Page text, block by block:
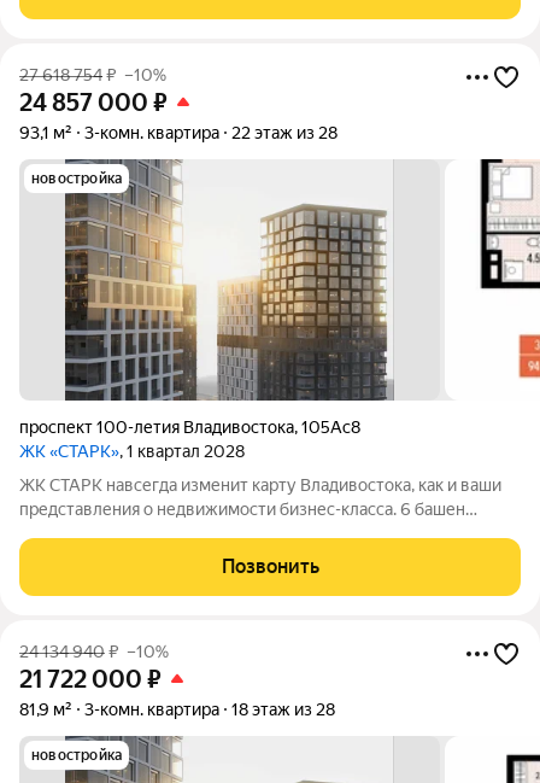
бескомпромиссный комфорт с индивидуально
27 618 754₽ –10%
24 857 000 ₽
93,1 м² 3-комн. квартира 22 этаж из 28
новостройка
проспект 100-летия Владивостока,105Ас8
ЖК «СТАРК», 1 квартал 2028
ЖК СТАРК навсегда изменит карту Владивостока, как и ваши
представления о недвижимости бизнес-класса. 6 башен
исторически значимом районе Второй речки. Вас ждёт
бескомпромиссный комфорт с индивидуально
Позвонить
24 134 940₽ –10%
21 722 000 ₽
81,9 м² 3-комн. квартира 18 этаж из 28
новостройка